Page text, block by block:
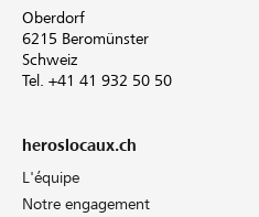
Oberdorf
6215 Beromünster
Schweiz
Tel. +41 41 932 50 50
heroslocaux.ch
L'équipe
Notre engagement